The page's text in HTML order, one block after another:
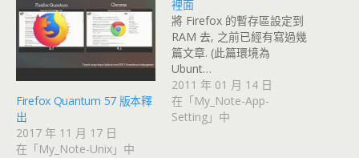
Firefox Quantum 57 版本釋
出
2017 年 11 月 17 日
在「My_Note-Unix」中
裡面
將 Firefox 的暫存區設定到
RAM 去, 之前已經有寫過幾
篇文章. (此篇環境為
Ubunt…
2011 年 01 月 14 日
在「My_Note-App-
Setting」中